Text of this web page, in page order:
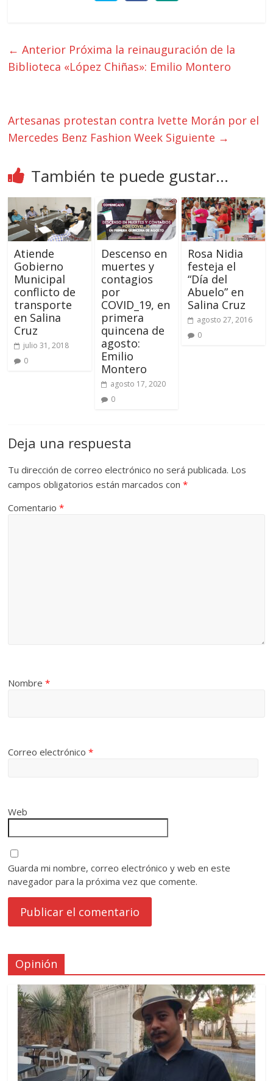
← Anterior Próxima la reinauguración de la
Biblioteca «López Chiñas»: Emilio Montero
Artesanas protestan contra Ivette Morán por el
Mercedes Benz Fashion Week Siguiente →
También te puede gustar...
Atiende
Gobierno
Municipal
conflicto de
transporte
en Salina
Cruz
julio 31, 2018
0
Descenso en
muertes y
contagios
por
COVID_19, en
primera
quincena de
agosto:
Emilio
Montero
agosto 17, 2020
0
Rosa Nidia
festeja el
“Día del
Abuelo” en
Salina Cruz
agosto 27, 2016
0
Deja una respuesta
Tu dirección de correo electrónico no será publicada. Los
campos obligatorios están marcados con*
Comentario*
Nombre*
Correo electrónico*
Web
Guarda mi nombre, correo electrónico y web en este
navegador para la próxima vez que comente.
Opinión